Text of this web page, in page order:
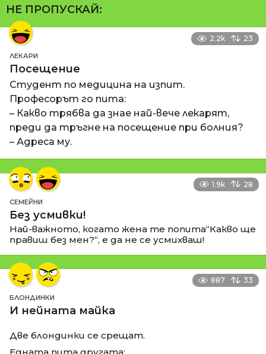
НЕ ПРОПУСКАЙ:
2.2k 23
ЛЕКАРИ
Посещение
Студент по медицина на изпит.
Професорът го пита:
– Какво трябва да знае най-вече лекарят,
преди да тръгне на посещение при болния?
– Адреса му.
1.9k 28
СЕМЕЙНИ
Без усмивки!
Най-важното, когато жена те попита“Какво ще
правиш без мен?“, е да не се усмихваш!
887 33
БЛОНДИНКИ
И нейната майка
Две блондинки се срещат.